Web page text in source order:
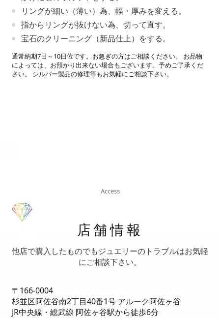
リングが細い（薄い）為、幅・厚みを変える。
指からリングが抜けない為、切って直す。
宝石のクリーニング（新品仕上）をする。
通常納期7日～10日位です。お急ぎの方はご相談ください。 お品物
によっては、お預かり出来ない場合もございます。予めご了承くだ
さい。 シルバー製品の修理等もお気軽にご相談下さい。
Access
店舗情報
他店で購入したものでもジュエリーのトラブルはお気軽
にご相談下さい。
〒166-0004
杉並区阿佐谷南2丁目40番1号 アルーク阿佐ヶ谷
JR中央線・総武線 阿佐ヶ谷駅から徒歩6分